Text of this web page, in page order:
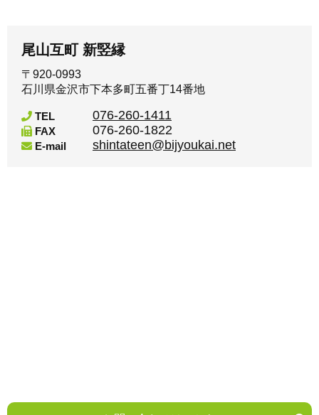
尾山互町 新竪縁
〒920-0993
石川県金沢市下本多町五番丁14番地
TEL 076-260-1411
FAX 076-260-1822
E-mail shintateen@bijyoukai.net